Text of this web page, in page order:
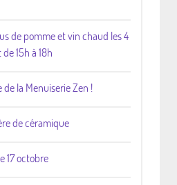
de pomme et vin chaud les 4
15h à 18h
de la Menuiserie Zen !
de céramique
17 octobre